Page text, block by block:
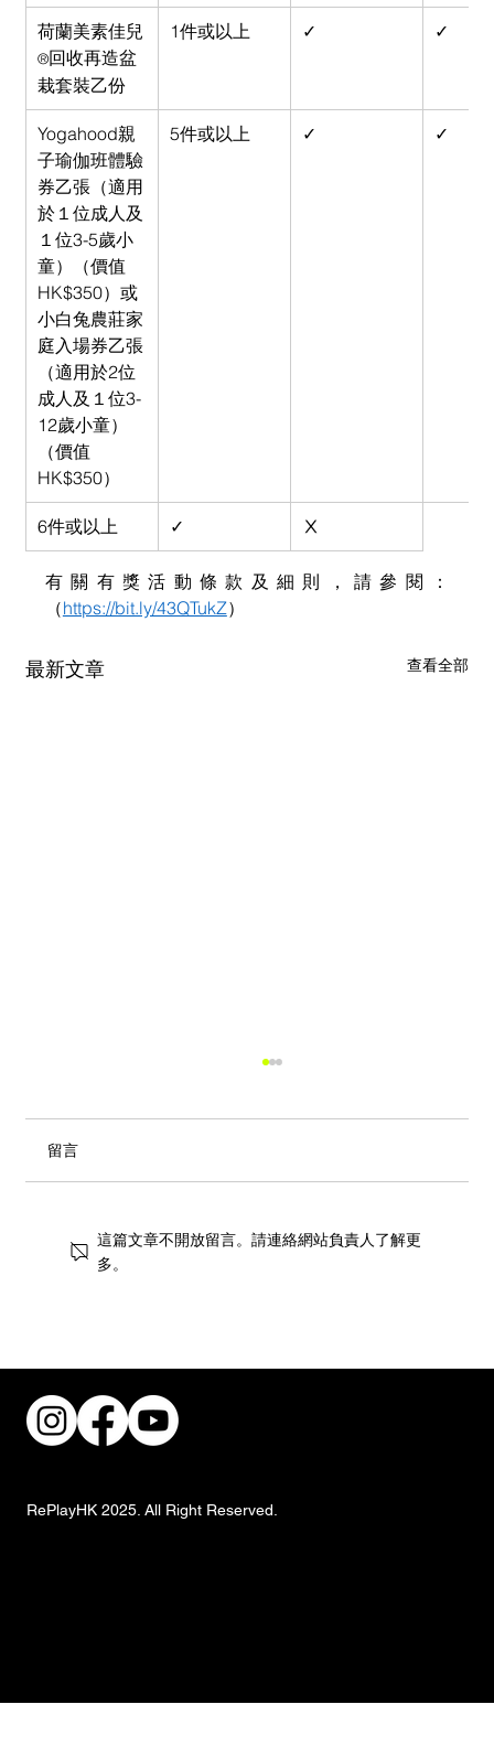
荷蘭美素佳兒
®回收再造盆
栽套裝乙份
1件或以上 ✓ ✓
Yogahood親
子瑜伽班體驗
券乙張（適用
於１位成人及
１位3-5歲小
童）（價值
HK$350）或
小白兔農莊家
庭入場券乙張
（適用於2位
成人及１位3-
12歲小童）
（價值
HK$350）
5件或以上 ✓ ✓
6件或以上 ✓ Ⅹ
有關有獎活動條款及細則，請參閱：
（https://bit.ly/43QTukZ）
最新文章 查看全部
留言
這篇文章不開放留言。請連絡網站負責人了解更
多。
RePlayHK 2025. All Right Reserved.